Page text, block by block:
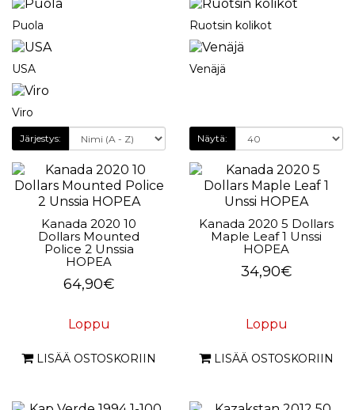
Puola Ruotsin kolikot
USA Venäjä
Viro
Järjestys: Näytä:
Kanada 2020 10
Dollars Mounted
Police 2 Unssia
HOPEA
64,90€
Loppu
LISÄÄ OSTOSKORIIN
Kanada 2020 5 Dollars
Maple Leaf 1 Unssi
HOPEA
34,90€
Loppu
LISÄÄ OSTOSKORIIN